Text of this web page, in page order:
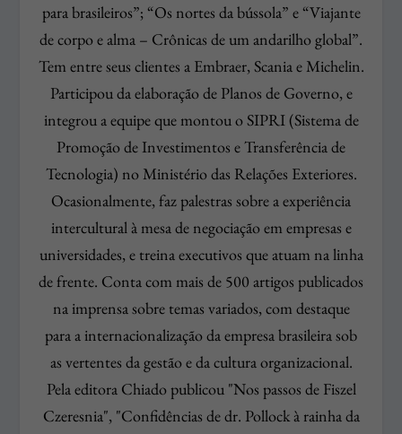
para brasileiros”; “Os nortes da bússola” e “Viajante
de corpo e alma – Crônicas de um andarilho global”.
Tem entre seus clientes a Embraer, Scania e Michelin.
Participou da elaboração de Planos de Governo, e
integrou a equipe que montou o SIPRI (Sistema de
Promoção de Investimentos e Transferência de
Tecnologia) no Ministério das Relações Exteriores.
Ocasionalmente, faz palestras sobre a experiência
intercultural à mesa de negociação em empresas e
universidades, e treina executivos que atuam na linha
de frente. Conta com mais de 500 artigos publicados
na imprensa sobre temas variados, com destaque
para a internacionalização da empresa brasileira sob
as vertentes da gestão e da cultura organizacional.
Pela editora Chiado publicou "Nos passos de Fiszel
Czeresnia", "Confidências de dr. Pollock à rainha da